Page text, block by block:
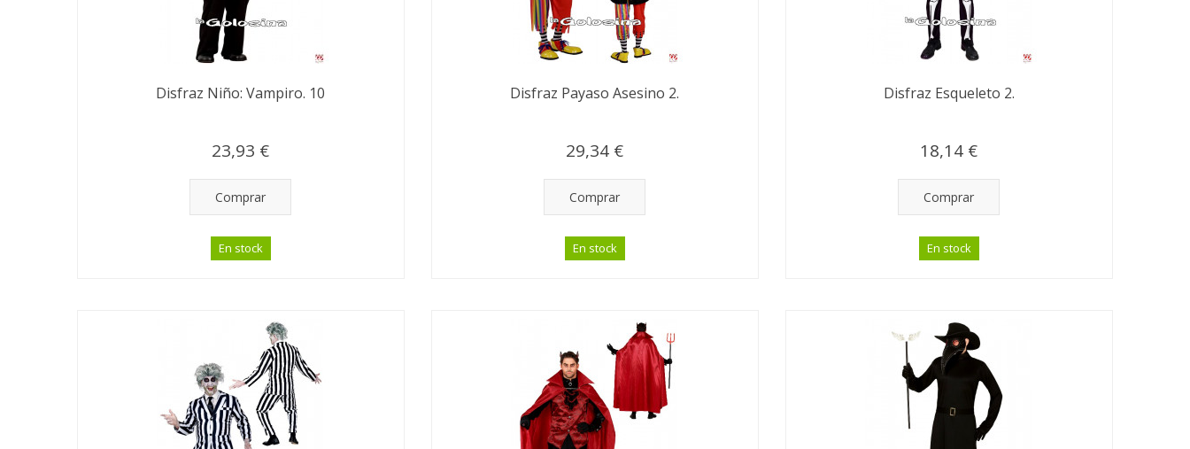
Disfraz Niño: Vampiro. 10
23,93 €
Comprar
En stock
Disfraz Payaso Asesino 2.
29,34 €
Comprar
En stock
Disfraz Esqueleto 2.
18,14 €
Comprar
En stock